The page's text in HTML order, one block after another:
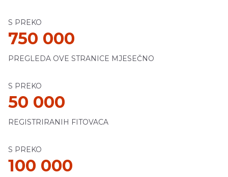
S PREKO
750 000
PREGLEDA OVE STRANICE MJESEČNO
S PREKO
50 000
REGISTRIRANIH FITOVACA
S PREKO
100 000